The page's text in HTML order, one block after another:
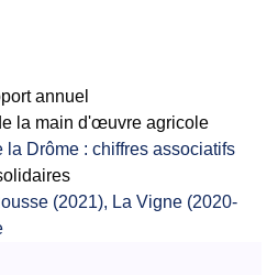
annuel
la main d'œuvre agricole
Drôme : chiffres associatifs
(2021), La Vigne (2020-